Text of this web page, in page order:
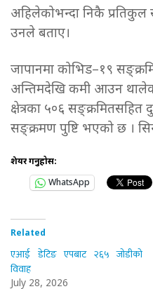
अहिलेकोभन्दा निकै
उनले बताए।
जापानमा कोभिड–१९
अन्तिमदेखि कमी आउन
क्षेत्रका ५०६ सङ्क्रमितसहित
सङ्क्रमण पुष्टि भएको छ ।
शेयर गर्नुहोस:
WhatsApp
Related
एआई डेटिङ एपबाट २६५ जोडीको
विवाह
July 28, 2026